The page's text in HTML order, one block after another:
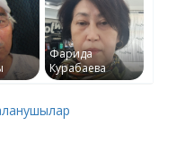
Фарида
Курабаева